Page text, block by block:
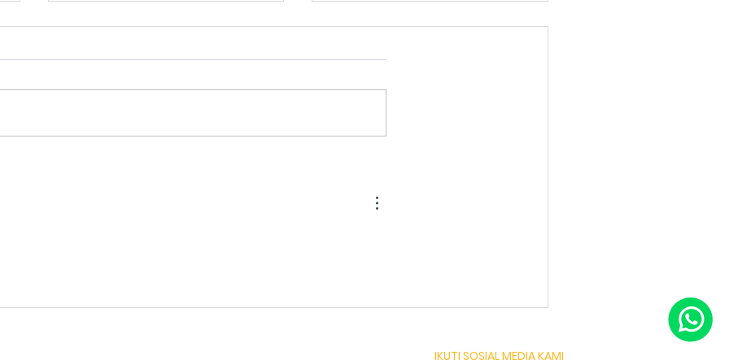
Education Center.
IKUTI SOSIAL MEDIA KAMI